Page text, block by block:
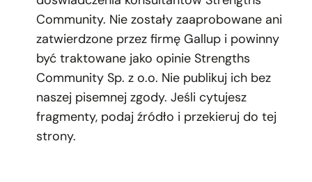
Community. Nie zostały zaaprobowane ani
zatwierdzone przez firmę Gallup i powinny
być traktowane jako opinie Strengths
Community Sp. z o.o. Nie publikuj ich bez
naszej pisemnej zgody. Jeśli cytujesz
fragmenty, podaj źródło i przekieruj do tej
strony.